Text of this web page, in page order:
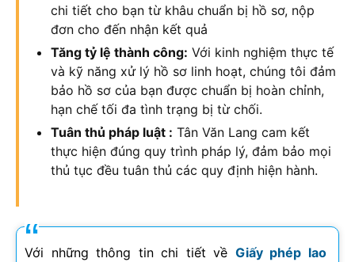
chi tiết cho bạn từ khâu chuẩn bị hồ sơ, nộp
đơn cho đến nhận kết quả
Tăng tỷ lệ thành công: Với kinh nghiệm thực tế
và kỹ năng xử lý hồ sơ linh hoạt, chúng tôi đảm
bảo hồ sơ của bạn được chuẩn bị hoàn chỉnh,
hạn chế tối đa tình trạng bị từ chối.
Tuân thủ pháp luật : Tân Văn Lang cam kết
thực hiện đúng quy trình pháp lý, đảm bảo mọi
thủ tục đều tuân thủ các quy định hiện hành.
Với những thông tin chi tiết về Giấy phép lao